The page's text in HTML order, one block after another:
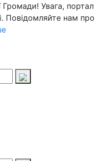
Громади! Увага, портал
Повідомляйте нам про